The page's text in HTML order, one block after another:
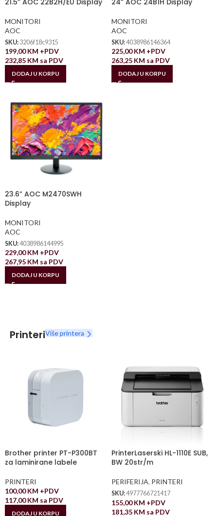
MONITORI
AOC
SKU: 3206f18c9315
199,00KM +PDV
232,85 KM sa PDV
DODAJ U KORPU
MONITORI
AOC
SKU:4038986146364
225,00KM +PDV
263,25 KM sa PDV
DODAJ U KORPU
23.6” AOC M2470SWH
Display
MONITORI
AOC
SKU:4038986144995
229,00KM +PDV
267,95 KM sa PDV
DODAJ U KORPU
PrinteriViše printera
Brother printer PT-P300BT
za laminirane labele
PRINTERI
100,00KM +PDV
117,00KM sa PDV
DODAJ U KORPU
PrinterLaserski HL-1110E SUB,
BW 20str/m
PERIFERIJA, PRINTERI
SKU:4977766721417
155,00KM +PDV
181,35 KM sa PDV